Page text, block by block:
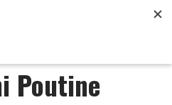
Poutine